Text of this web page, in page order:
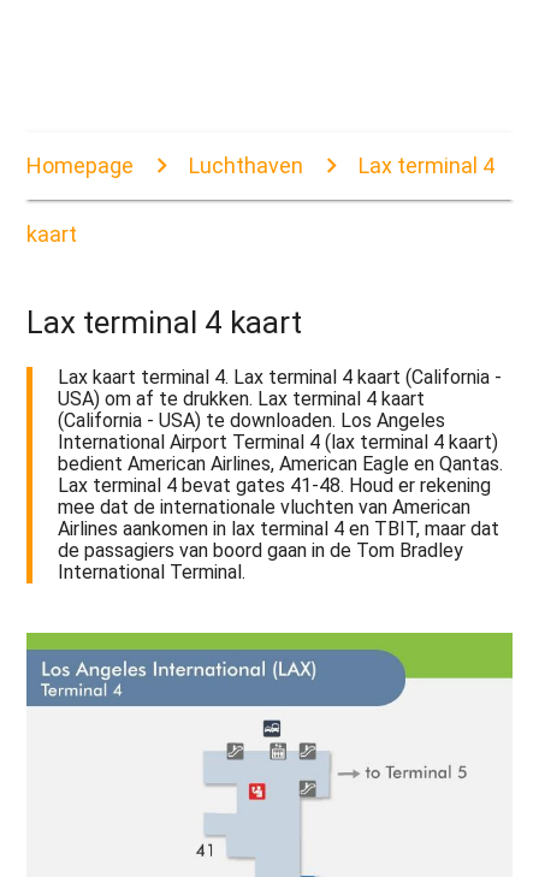
Homepage Luchthaven Lax terminal 4
kaart
Lax terminal 4 kaart
Lax kaart terminal 4. Lax terminal 4 kaart (California -
USA) om af te drukken. Lax terminal 4 kaart
(California - USA) te downloaden. Los Angeles
International Airport Terminal 4 (lax terminal 4 kaart)
bedient American Airlines, American Eagle en Qantas.
Lax terminal 4 bevat gates 41-48. Houd er rekening
mee dat de internationale vluchten van American
Airlines aankomen in lax terminal 4 en TBIT, maar dat
de passagiers van boord gaan in de Tom Bradley
International Terminal.